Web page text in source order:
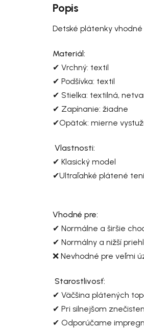
Popis
Detské plátenky
Materiál:
✔ Vrchný: textil
✔ Podšívka: textil
✔ Stielka: textilná,
✔ Zapínanie: žiadne
✔Opätok: mierne
Vlastnosti:
✔ Klasický model
✔Ultraľahké plátené
Vhodné pre:
✔ Normálne a širšie
✔ Normálny a nižší
❌ Nevhodné pre veľmi
Starostlivosť:
✔ Väčšina plátených
✔ Pri silnejšom
✔ Odporúčame